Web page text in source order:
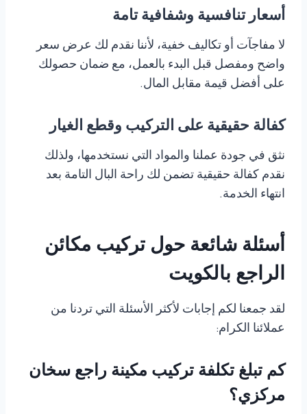
أسعار تنافسية وشفافية تامة
لا مفاجآت أو تكاليف خفية، لأننا نقدم لك عرض سعر
واضح ومفصل قبل البدء بالعمل، مع ضمان حصولك
على أفضل قيمة مقابل المال.
كفالة حقيقية على التركيب وقطع الغيار
نثق في جودة عملنا والمواد التي نستخدمها، ولذلك
نقدم كفالة حقيقية تضمن لك راحة البال التامة بعد
انتهاء الخدمة.
أسئلة شائعة حول تركيب مكائن
الراجع بالكويت
لقد جمعنا لكم إجابات لأكثر الأسئلة التي تردنا من
عملائنا الكرام:
كم تبلغ تكلفة تركيب مكينة راجع سخان
مركزي؟